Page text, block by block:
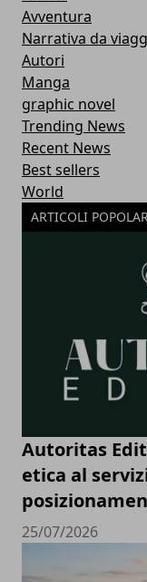
Avventura
Narrativa da
Autori
Manga
graphic novel
Trending News
Recent News
Best sellers
World
ARTICOLI
Autoritas
etica al
25/07/2026